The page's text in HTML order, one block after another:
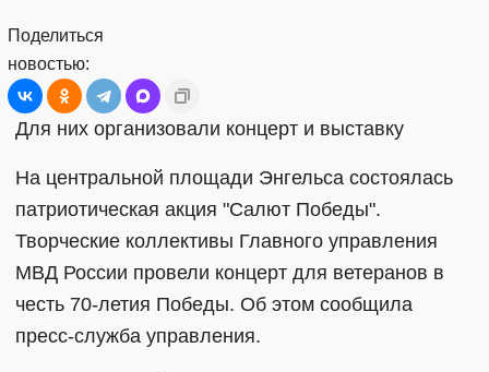
Поделиться
новостью:
Для них организовали концерт и выставку
На центральной площади Энгельса состоялась
патриотическая акция "Салют Победы".
Творческие коллективы Главного управления
МВД России провели концерт для ветеранов в
честь 70-летия Победы. Об этом сообщила
пресс-служба управления.